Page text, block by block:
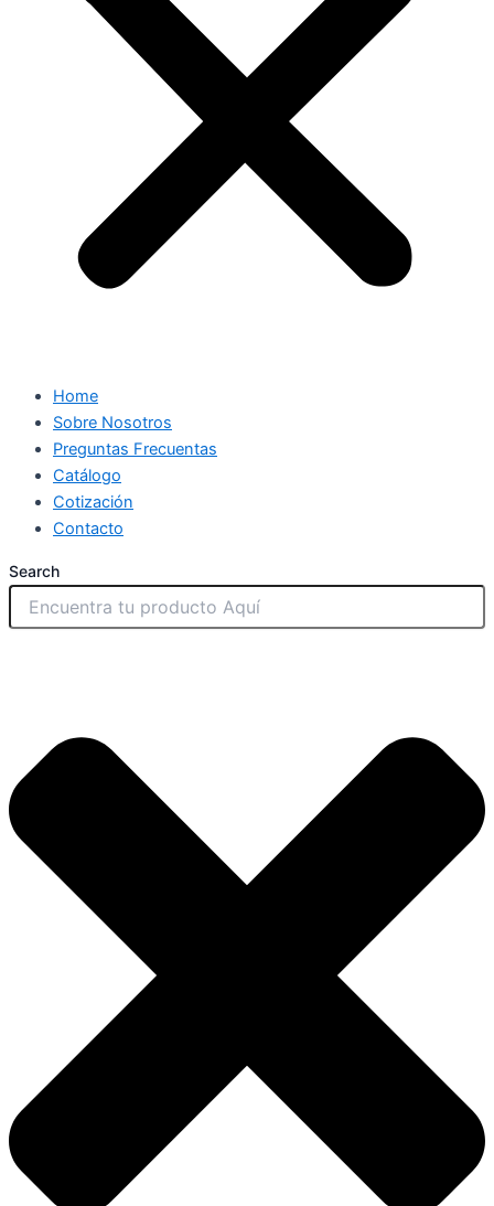
Home
Sobre Nosotros
Preguntas Frecuentas
Catálogo
Cotización
Contacto
Search